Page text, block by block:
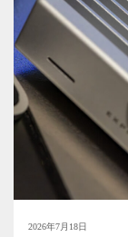
2026年7月18日